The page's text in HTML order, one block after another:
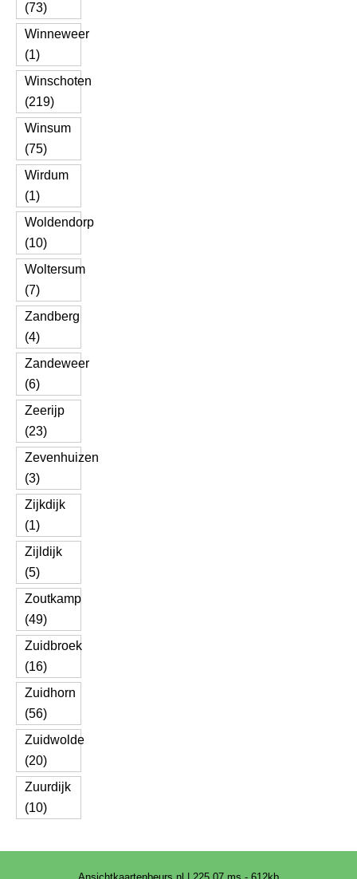
(73)
Winneweer
(1)
Winschoten
(219)
Winsum
(75)
Wirdum
(1)
Woldendorp
(10)
Woltersum
(7)
Zandberg
(4)
Zandeweer
(6)
Zeerijp
(23)
Zevenhuizen
(3)
Zijkdijk
(1)
Zijldijk
(5)
Zoutkamp
(49)
Zuidbroek
(16)
Zuidhorn
(56)
Zuidwolde
(20)
Zuurdijk
(10)